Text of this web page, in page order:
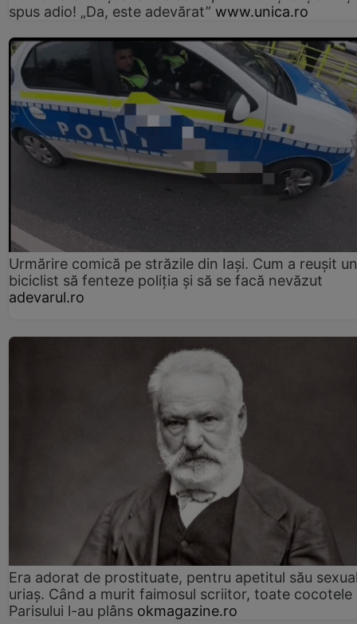
spus adio! „Da, este adevărat” www.unica.ro
Urmărire comică pe străzile din Iași. Cum a reușit un
biciclist să fenteze poliția și să se facă nevăzut
adevarul.ro
Era adorat de prostituate, pentru apetitul său
uriaș. Când a murit faimosul scriitor, toate cocotele
Parisului l-au plâns okmagazine.ro